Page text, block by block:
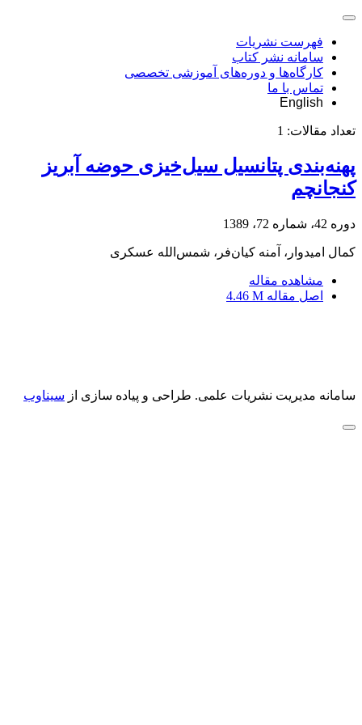
فهرست نشریات
سامانه نشر کتاب
کارگاه‌ها و دوره‌های آموزشی تخصصی
تماس با ما
English
تعداد مقالات: 1
پهنه‌بندی پتانسیل سیل‌خیزی حوضه آبریز
کنجانچم
دوره 42، شماره 72، 1389
کمال امیدوار، آمنه کیان‌فر، شمس‌الله عسکری
مشاهده مقاله
اصل مقاله 4.46 M
سامانه مدیریت نشریات علمی. طراحی و پیاده سازی از سیناوب